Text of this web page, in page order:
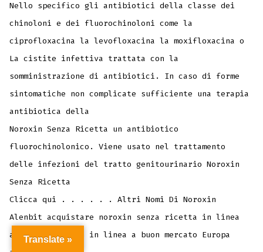
Nello specifico gli antibiotici della classe dei
chinoloni e dei fluorochinoloni come la
ciprofloxacina la levofloxacina la moxifloxacina o
La cistite infettiva trattata con la
somministrazione di antibiotici. In caso di forme
sintomatiche non complicate sufficiente una terapia
antibiotica della
Noroxin Senza Ricetta un antibiotico
fluorochinolonico. Viene usato nel trattamento
delle infezioni del tratto genitourinario Noroxin
Senza Ricetta
Clicca qui . . . . . . Altri Nomi Di Noroxin
Alenbit acquistare noroxin senza ricetta in linea
acquista noroxin in linea a buon mercato Europa
Translate »